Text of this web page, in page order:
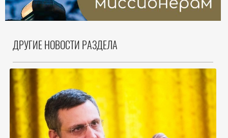
ДРУГИЕ НОВОСТИ РАЗДЕЛА